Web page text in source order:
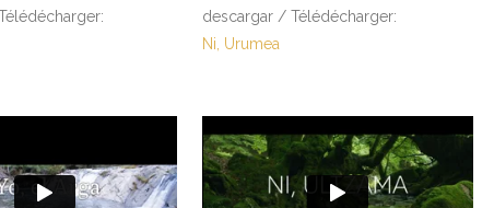
descargar / Télédécharger:
Ni, Urumea